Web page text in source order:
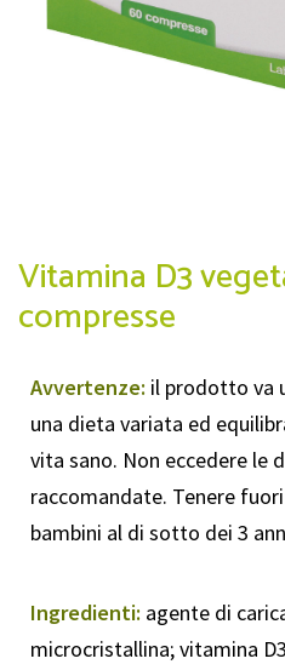
Vitamina D3
compresse
Avvertenze: il prodotto va
una dieta variata ed
vita sano. Non eccedere le
raccomandate. Tenere
bambini al di sotto dei 3
Ingredienti: agente di
microcristallina; vitamina